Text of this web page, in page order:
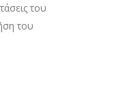
του
του